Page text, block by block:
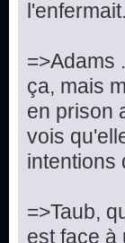
l'enfermait.
=>Adams
ça, mais
en prison
vois
intentions
=>Taub,
est face à